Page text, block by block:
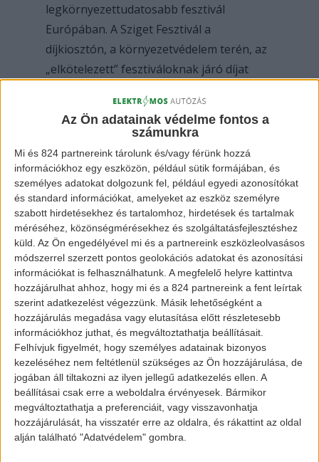
Az Ön adatainak védelme fontos a
számunkra
Mi és 824 partnereink tárolunk és/vagy férünk hozzá
információkhoz egy eszközön, például sütik formájában, és
személyes adatokat dolgozunk fel, például egyedi azonosítókat
és standard információkat, amelyeket az eszköz személyre
szabott hirdetésekhez és tartalomhoz, hirdetések és tartalmak
méréséhez, közönségmérésekhez és szolgáltatásfejlesztéshez
küld. Az Ön engedélyével mi és a partnereink eszközleolvasásos
módszerrel szerzett pontos geolokációs adatokat és azonosítási
információkat is felhasználhatunk. A megfelelő helyre kattintva
hozzájárulhat ahhoz, hogy mi és a 824 partnereink a fent leírtak
szerint adatkezelést végezzünk. Másik lehetőségként a
hozzájárulás megadása vagy elutasítása előtt részletesebb
információkhoz juthat, és megváltoztathatja beállításait.
Felhívjuk figyelmét, hogy személyes adatainak bizonyos
kezeléséhez nem feltétlenül szükséges az Ön hozzájárulása, de
jogában áll tiltakozni az ilyen jellegű adatkezelés ellen. A
beállításai csak erre a weboldalra érvényesek. Bármikor
megváltoztathatja a preferenciáit, vagy visszavonhatja
hozzájárulását, ha visszatér erre az oldalra, és rákattint az oldal
alján található "Adatvédelem" gombra.
legkörnyezettudatosabb fesztivál
Európában. A Sziget Fesztivál a
díjkiosztón, a környezetvédelem terén, az
„elkötelezett” fesztiváloknak járó díjat
olyan fesztiváljait díjazták, melyek
elkötelezettek a fenntarthatóság mellett
és igyekeznek minél kisebb
környezetterheléssel működni.
Sziget fesztivál
Ide tartozik a megfelelő vízhasználat, a
hulladék megfelelő kezelése, a